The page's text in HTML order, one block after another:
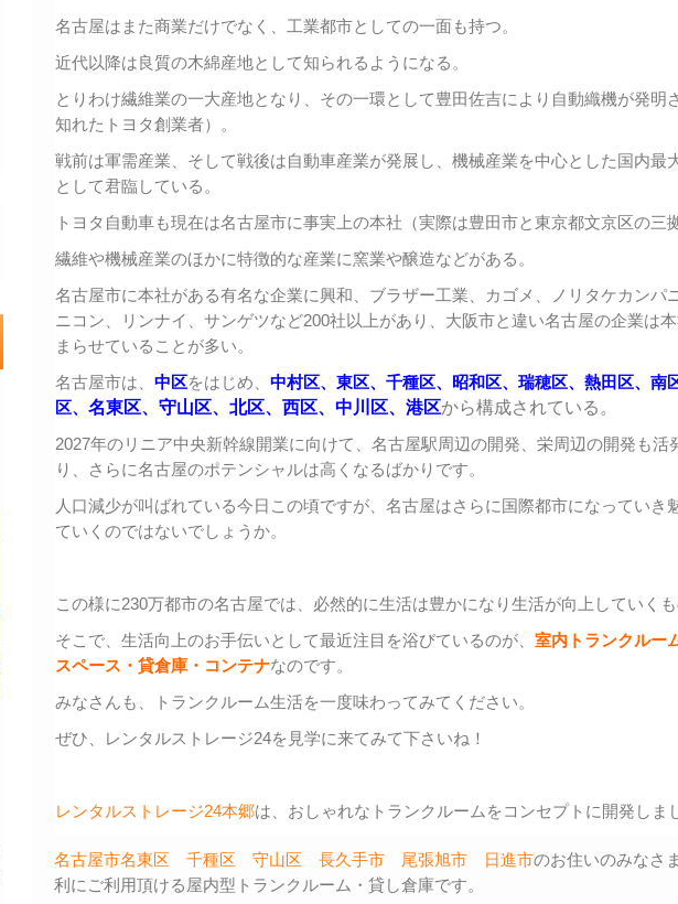
名古屋はまた商業だけでなく、工業都市としての一面も持つ。
近代以降は良質の木綿産地として知られるようになる。
とりわけ繊維業の一大産地となり、その一環として豊田佐吉により自動織機が発明
知れたトヨタ創業者）。
戦前は軍需産業、そして戦後は自動車産業が発展し、機械産業を中心とした国内最
として君臨している。
トヨタ自動車も現在は名古屋市に事実上の本社（実際は豊田市と東京都文京区の三
繊維や機械産業のほかに特徴的な産業に窯業や醸造などがある。
名古屋市に本社がある有名な企業に興和、ブラザー工業、カゴメ、ノリタケカンパ
ニコン、リンナイ、サンゲツなど200社以上があり、大阪市と違い名古屋の企業は
まらせていることが多い。
名古屋市は、中区をはじめ、中村区、東区、千種区、昭和区、瑞穂区、熱田区、南
区、名東区、守山区、北区、西区、中川区、港区から構成されている。
2027年のリニア中央新幹線開業に向けて、名古屋駅周辺の開発、栄周辺の開発も活
り、さらに名古屋のポテンシャルは高くなるばかりです。
人口減少が叫ばれている今日この頃ですが、名古屋はさらに国際都市になっていき
ていくのではないでしょうか。
この様に230万都市の名古屋では、必然的に生活は豊かになり生活が向上していくも
そこで、生活向上のお手伝いとして最近注目を浴びているのが、室内トランクルー
スペース・貸倉庫・コンテナなのです。
みなさんも、トランクルーム生活を一度味わってみてください。
ぜひ、レンタルストレージ24を見学に来てみて下さいね！
レンタルストレージ24本郷は、おしゃれなトランクルームをコンセプトに開発しま
名古屋市名東区 千種区 守山区 長久手市 尾張旭市 日進市のお住いのみなさ
利にご利用頂ける屋内型トランクルーム・貸し倉庫です。